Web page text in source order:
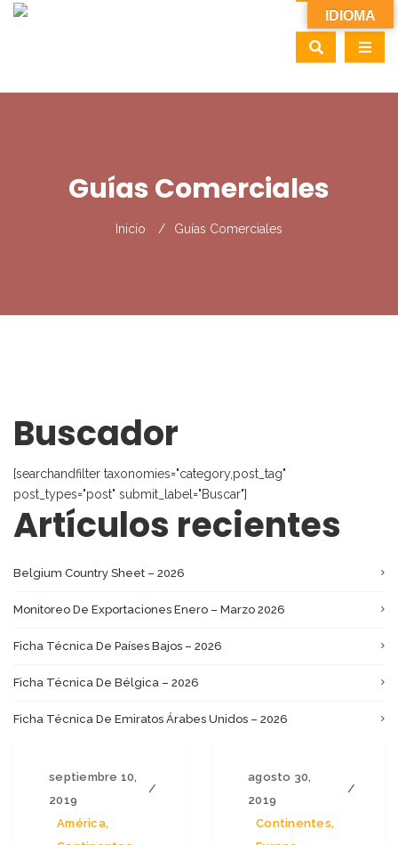
Guías Comerciales
Inicio Guías Comerciales
Buscador
[searchandfilter taxonomies="category,post_tag"
post_types="post" submit_label="Buscar"]
Artículos recientes
Belgium Country Sheet – 2026
Monitoreo De Exportaciones Enero – Marzo 2026
Ficha Técnica De Países Bajos – 2026
Ficha Técnica De Bélgica – 2026
Ficha Técnica De Emiratos Árabes Unidos – 2026
septiembre 10,
2019
América,
agosto 30,
2019
Continentes,
IDIOMA